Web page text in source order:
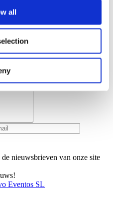
all
en blijf op de hoogte van al het
nieuwsbrieven van onze site